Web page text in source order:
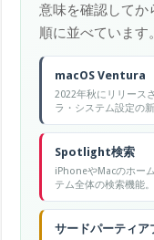
意味を確認してか
順に並べています。
macOS Ventura
2022年秋にリリース
ラ・システム設定の
Spotlight検索
iPhoneやMacのホー
テム全体の検索機能
を横断検索できる。
サードパーティア